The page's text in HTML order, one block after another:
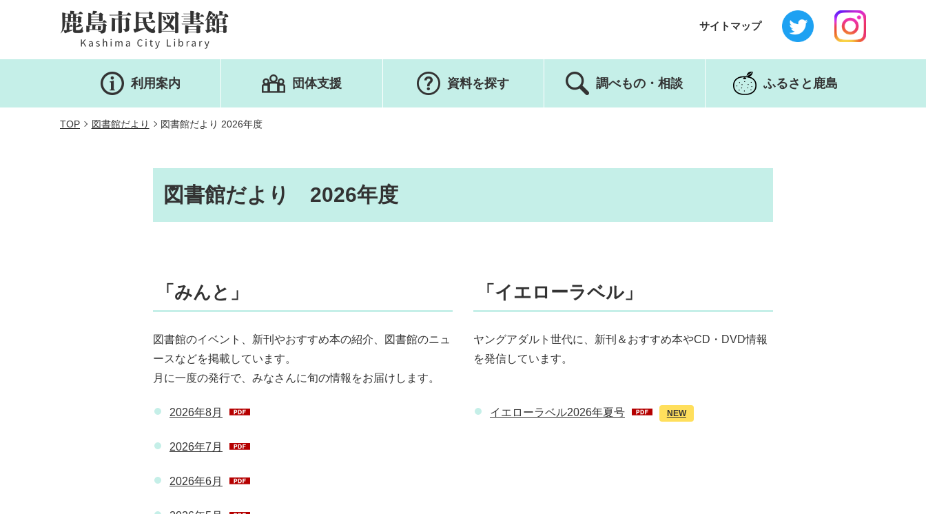
サイトマップ
利用案内 団体支援 資料を探す 調べもの・相談 ふるさと鹿島
TOP 図書館だより 図書館だより 2026年度
図書館だより 2026年度
「みんと」
図書館のイベント、新刊やおすすめ本の紹介、図書館のニュ
ースなどを掲載しています。
月に一度の発行で、みなさんに旬の情報をお届けします。
2026年8月
2026年7月
2026年6月
「イエローラベル」
ヤングアダルト世代に、新刊＆おすすめ本やCD・DVD情報
を発信しています。
イエローラベル2026年夏号 NEW